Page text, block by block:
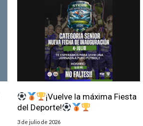
¡Vuelve la máxima Fiesta
del Deporte!
3 de julio de 2026